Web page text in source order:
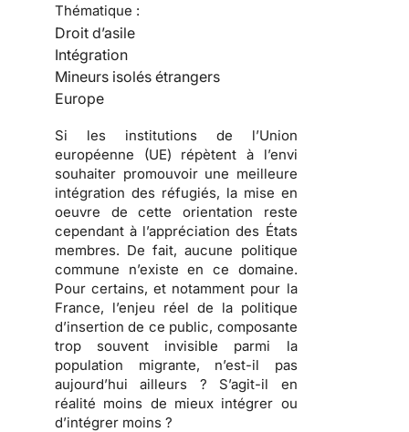
Thématique :
Droit d’asile
Intégration
Mineurs isolés étrangers
Europe
Si les institutions de l’Union
européenne (UE) répètent à l’envi
souhaiter promouvoir une meilleure
intégration des réfugiés, la mise en
oeuvre de cette orientation reste
cependant à l’appréciation des États
membres. De fait,aucune politique
commune n’existe en ce domaine.
Pour certains, et notamment pour la
France, l’enjeu réel de la politique
d’insertion de ce public, composante
trop souvent invisible parmi la
population migrante, n’est-il pas
aujourd’hui ailleurs ? S’agit-il en
réalité moins de mieux intégrer ou
d’intégrer moins ?